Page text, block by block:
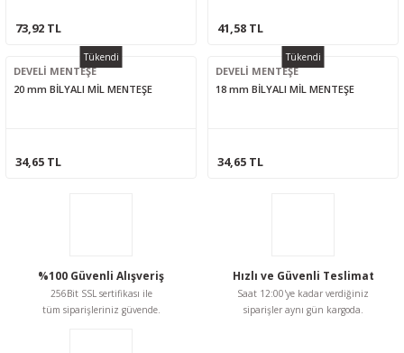
73,92 TL 41,58 TL
Tükendi
DEVELİ MENTEŞE
20 mm BİLYALI MİL MENTEŞE
34,65 TL
Tükendi
DEVELİ MENTEŞE
18 mm BİLYALI MİL MENTEŞE
34,65 TL
%100 Güvenli Alışveriş
256Bit SSL sertifikası ile
tüm siparişleriniz güvende.
Hızlı ve Güvenli Teslimat
Saat 12:00'ye kadar verdiğiniz
siparişler aynı gün kargoda.